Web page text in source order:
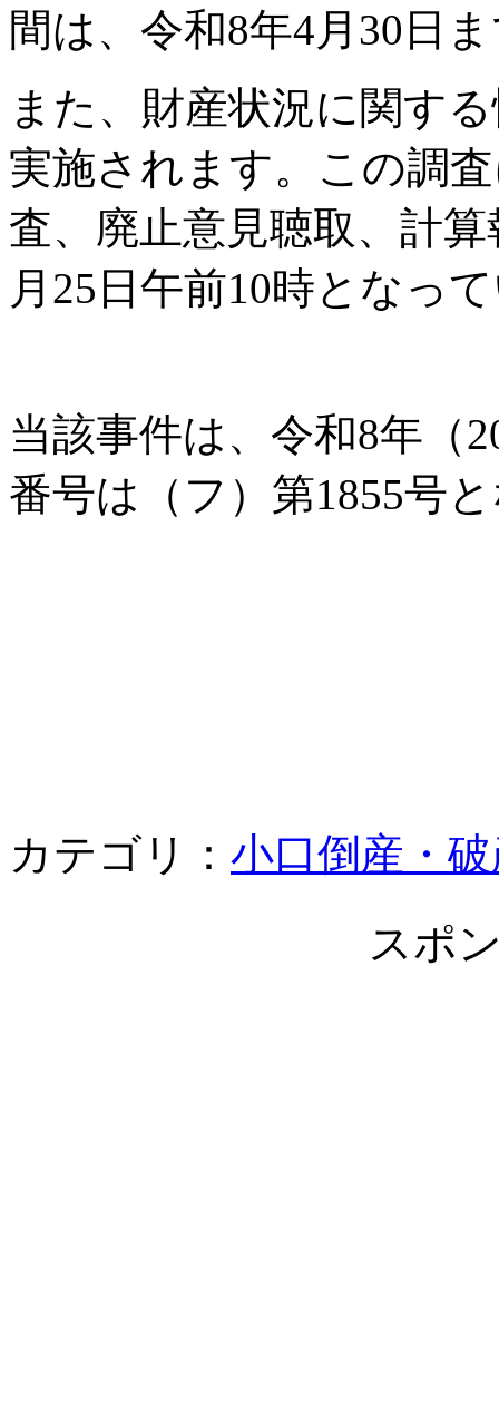
間は、令和8年4月30日
また、財産状況に関す
実施されます。この調
査、廃止意見聴取、計
月25日午前10時となっ
当該事件は、令和8年（
番号は（フ）第1855号
カテゴリ： 小口倒産・
スポ